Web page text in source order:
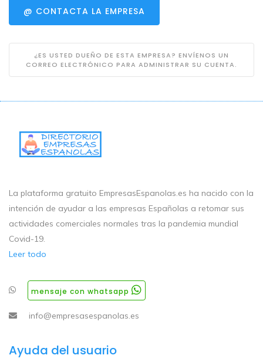
@ CONTACTA LA EMPRESA
¿ES USTED DUEÑO DE ESTA EMPRESA? ENVÍENOS UN
CORREO ELECTRÓNICO PARA ADMINISTRAR SU CUENTA.
La plataforma gratuito EmpresasEspanolas.es ha nacido con la
intención de ayudar a las empresas Españolas a retomar sus
actividades comerciales normales tras la pandemia mundial
Covid-19.
Leer todo
mensaje con whatsapp
info@empresasespanolas.es
Ayuda del usuario